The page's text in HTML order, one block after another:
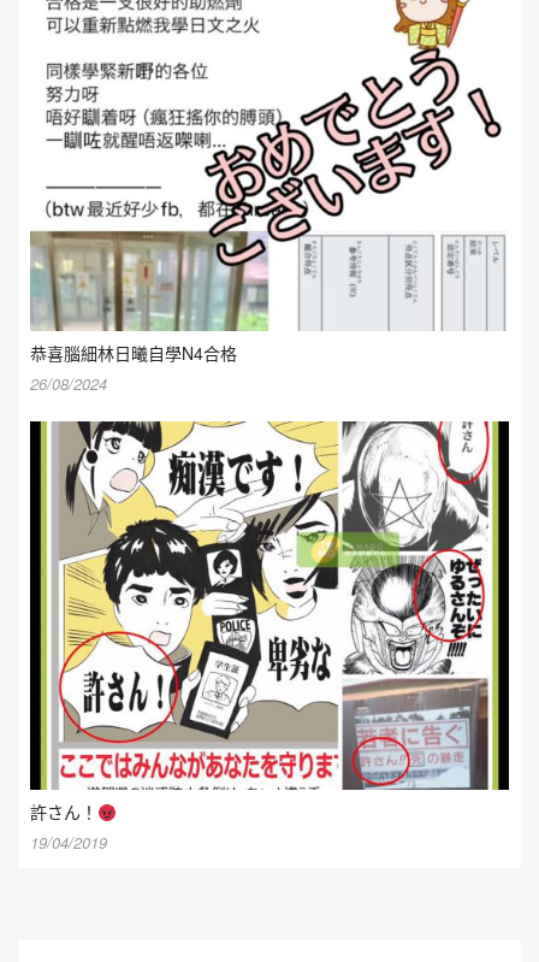
恭喜腦細林日曦自學N4合格
26/08/2024
許さん！
19/04/2019